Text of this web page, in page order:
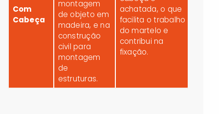
Com
Cabeça
montagem
de objeto em
madeira, e na
construção
civil para
montagem
de
estruturas.
achatada, o que
facilita o trabalho
do martelo e
contribui na
fixação.